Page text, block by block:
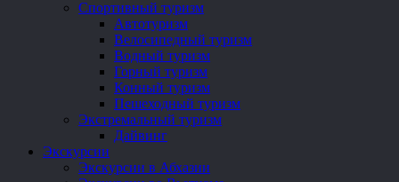
Спортивный туризм
Автотуризм
Велосипедный туризм
Водный туризм
Горный туризм
Конный туризм
Пешеходный туризм
Экстремальный туризм
Дайвинг
Экскурсии
Экскурсии в Абхазии